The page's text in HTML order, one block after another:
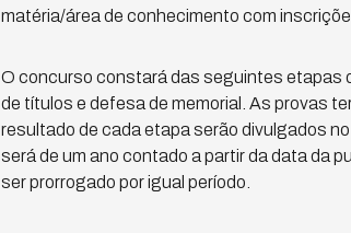
matéria/área de conhecimento com
O concurso constará das seguintes etapas
de títulos e defesa de memorial. As provas
resultado de cada etapa serão divulgados
será de um ano contado a partir da data da
ser prorrogado por igual período.